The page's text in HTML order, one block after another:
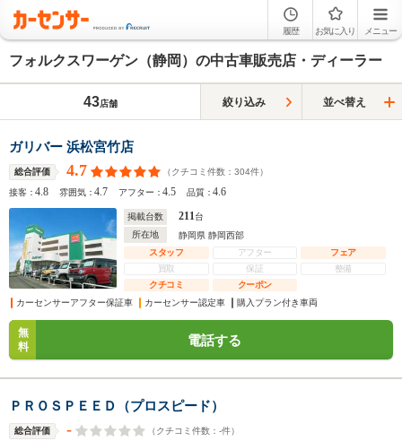
履歴 お気に入り メニュー
フォルクスワーゲン（静岡）の中古車販売店・ディーラー
43店舗 絞り込み 並べ替え
ガリバー 浜松宮竹店
総合評価 4.7 （クチコミ件数： 304件）
接客：4.8 雰囲気：4.7 アフター：4.5 品質：4.6
掲載台数 211台
所在地
静岡県 静岡西部
スタッフ
アフター
フェア
買取
保証
整備
クチコミ
クーポン
カーセンサーアフター保証車
カーセンサー認定車 購入プラン付き車両
無
料
電話する
ＰＲＯＳＰＥＥＤ（プロスピード）
総合評価 - （クチコミ件数： -件）